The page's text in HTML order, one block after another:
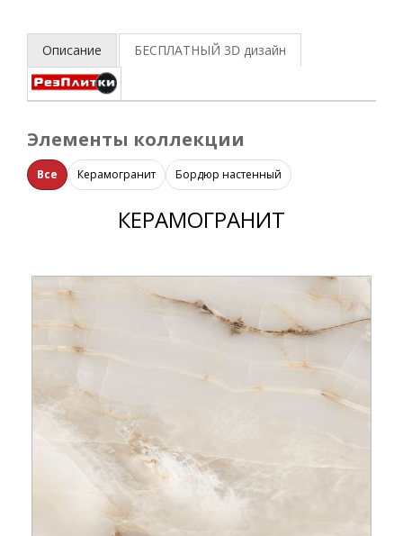
Описание БЕСПЛАТНЫЙ 3D дизайн
Элементы коллекции
Все Керамогранит Бордюр настенный
КЕРАМОГРАНИТ